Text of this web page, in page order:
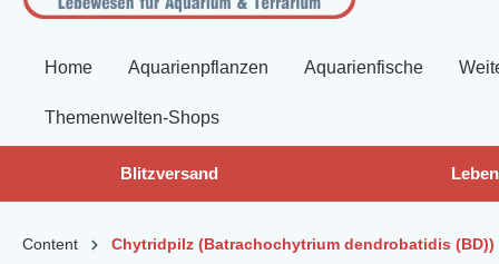
Home Aquarienpflanzen Aquarienfische
Themenwelten-Shops
Blitzversand
Content Chytridpilz (Batrachochytrium dendrobatidis (BD))